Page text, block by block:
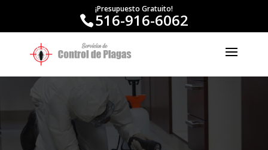
¡Presupuesto Gratuito!
516-916-6062